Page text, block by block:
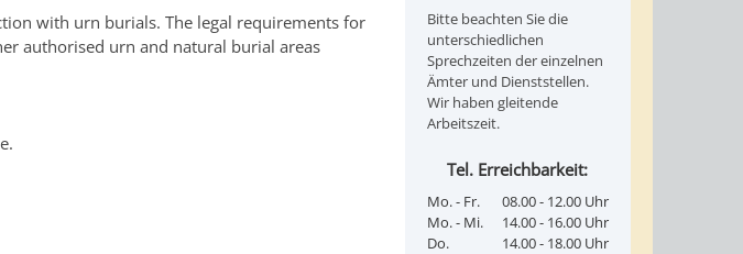
with urn burials. The legal requirements for
authorised urn and natural burial areas
Bitte beachten Sie die
unterschiedlichen
Sprechzeiten der einzelnen
Ämter und Dienststellen.
Wir haben gleitende
Arbeitszeit.
Tel. Erreichbarkeit:
Mo. - Fr.
08.00 - 12.00 Uhr
Mo. - Mi.
14.00 - 16.00 Uhr
Do.
14.00 - 18.00 Uhr